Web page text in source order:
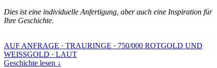
Dies ist eine individuelle Anfertigung, aber auch eine Inspiration für
Ihre Geschichte.
AUF ANFRAGE · TRAURINGE · 750/000 ROTGOLD UND
WEISSGOLD · LAUT
Geschichte lesen ↓